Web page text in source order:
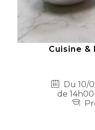
Cuisine &
Du 10/
de